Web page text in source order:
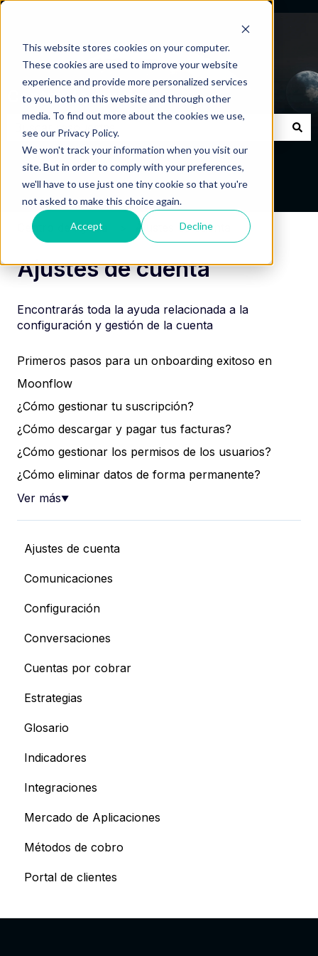
This website stores cookies on your computer.
These cookies are used to improve your website
experience and provide more personalized services
to you, both on this website and through other
media. To find out more about the cookies we use,
see our Privacy Policy.
We won't track your information when you visit our
site. But in order to comply with your preferences,
we'll have to use just one tiny cookie so that you're
not asked to make this choice again.
Accept Decline
Centro de Ayuda
No hay sugerencias porque el campo de búsqueda
Centro de Ayuda Ajustes de cuenta
Ajustes de cuenta
Encontrarás toda la ayuda relacionada a la
configuración y gestión de la cuenta
Primeros pasos para un onboarding exitoso en
Moonflow
¿Cómo gestionar tu suscripción?
¿Cómo descargar y pagar tus facturas?
¿Cómo gestionar los permisos de los usuarios?
¿Cómo eliminar datos de forma permanente?
Ver más▼
Ajustes de cuenta
Comunicaciones
Configuración
Conversaciones
Cuentas por cobrar
Estrategias
Glosario
Indicadores
Integraciones
Mercado de Aplicaciones
Métodos de cobro
Portal de clientes